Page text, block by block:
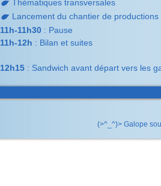
Thématiques transversales
Lancement du chantier de productions
11h-11h30 : Pause
11h-12h : Bilan et suites
12h15 : Sandwich avant départ vers les
(>^_^)> Galope